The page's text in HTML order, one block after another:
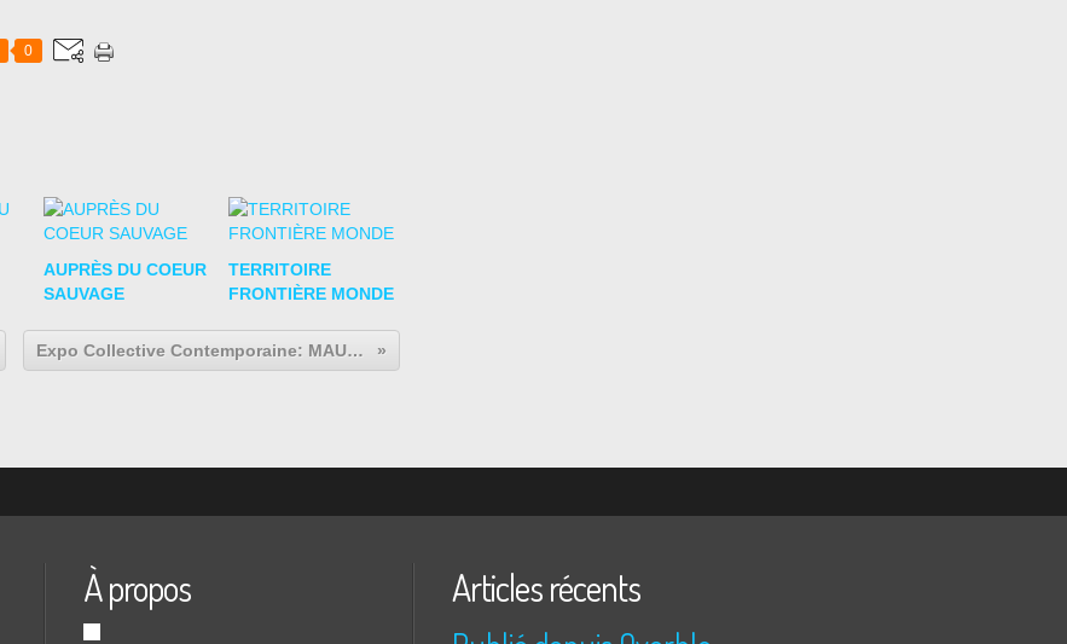
0
AUPRÈS DU COEUR
SAUVAGE
TERRITOIRE
FRONTIÈRE MONDE
Expo Collective Contemporaine: MAUVAISES GRAINES
À propos Articles récents